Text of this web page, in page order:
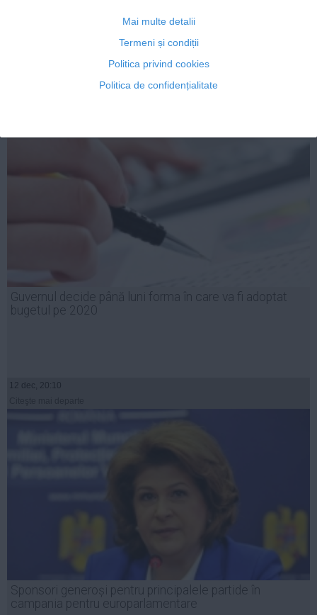
Mai multe detalii
Termeni și condiții
Politica privind cookies
Politica de confidențialitate
Guvernul decide până luni forma în care va fi adoptat
bugetul pe 2020
12 dec, 20:10
Sponsori generoși pentru principalele partide în
campania pentru europarlamentare